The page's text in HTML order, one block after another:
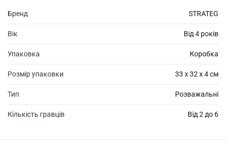
фігурки рибок, 16 ігрових предметів, інструкція.
♦ Вага гри в коробці: 600 г (+-30 г)
♦ Кількість гравців: від 2-6
Бренд STRATEG
Вік Від 4 років
Упаковка Коробка
Розмір упаковки 33 x 32 x 4 см
Тип Розважальні
Кількість гравців Від 2 до 6